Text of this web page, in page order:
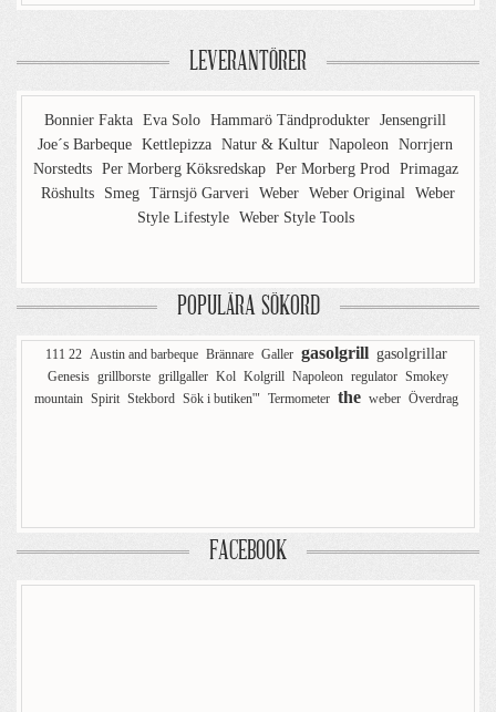
LEVERANTÖRER
Bonnier Fakta Eva Solo Hammarö Tändprodukter Jensengrill
Joe´s Barbeque Kettlepizza Natur & Kultur Napoleon Norrjern
Norstedts Per Morberg Köksredskap Per Morberg Prod Primagaz
Röshults
Smeg Tärnsjö Garveri Weber Weber Original Weber
Style Lifestyle Weber Style Tools
POPULÄRA SÖKORD
111 22 Austin and barbeque Brännare Galler gasolgrill gasolgrillar
Genesis grillborste grillgaller Kol Kolgrill Napoleon regulator Smokey
mountain Spirit Stekbord Sök i butiken'" Termometer the weber Överdrag
FACEBOOK